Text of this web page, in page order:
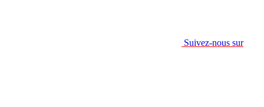
Suivez-nous sur